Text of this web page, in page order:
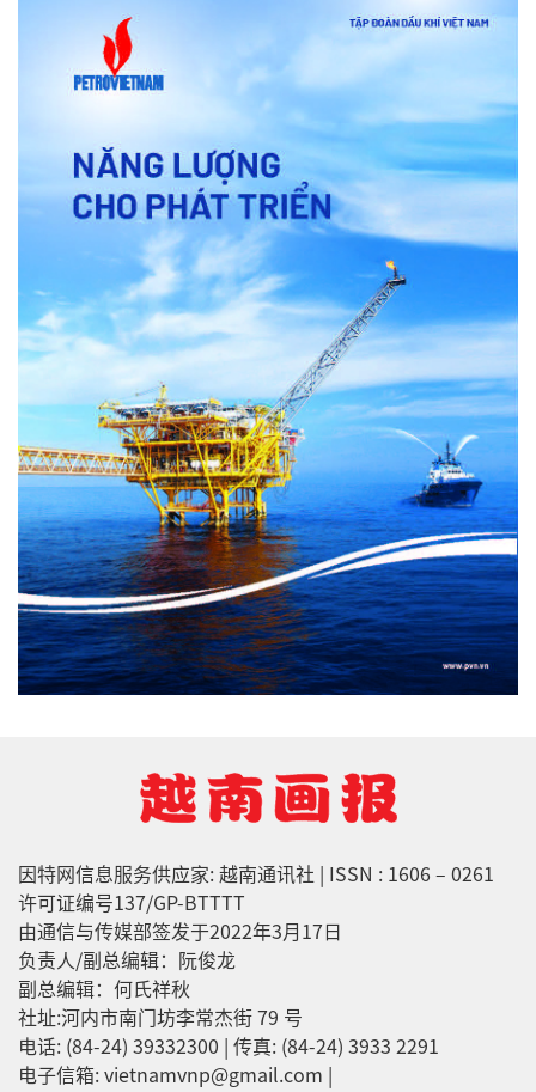
因特网信息服务供应家: 越南通讯社 | ISSN : 1606 – 0261
许可证编号137/GP-BTTTT
由通信与传媒部签发于2022年3月17日
负责人/副总编辑：阮俊龙
副总编辑：何氏祥秋
社址:河内市南门坊李常杰街 79 号
电话: (84-24) 39332300 | 传真: (84-24) 3933 2291
电子信箱: vietnamvnp@gmail.com |